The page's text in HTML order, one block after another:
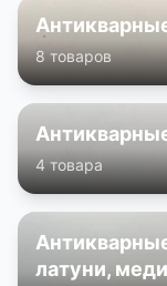
8 товаров
4 товара
латуни,